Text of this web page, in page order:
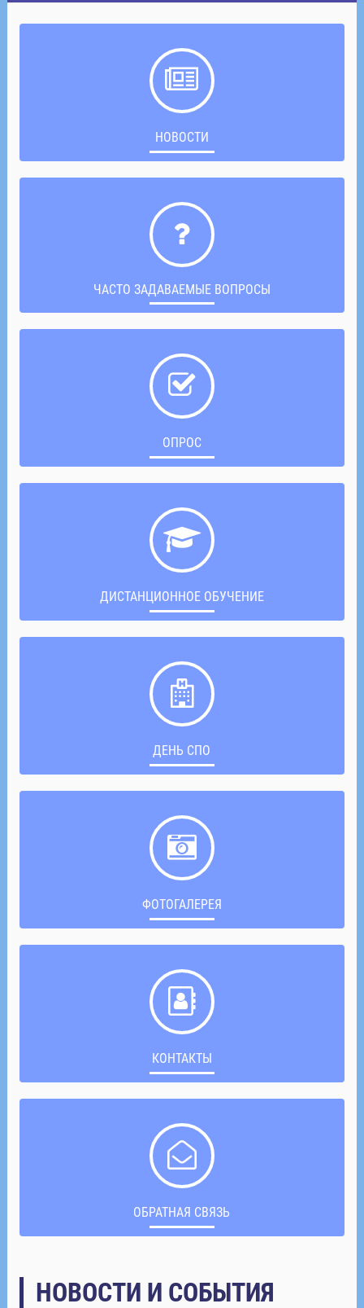
НОВОСТИ
ЧАСТО ЗАДАВАЕМЫЕ ВОПРОСЫ
ОПРОС
ДИСТАНЦИОННОЕ ОБУЧЕНИЕ
ДЕНЬ СПО
ФОТОГАЛЕРЕЯ
КОНТАКТЫ
ОБРАТНАЯ СВЯЗЬ
НОВОСТИ И СОБЫТИЯ